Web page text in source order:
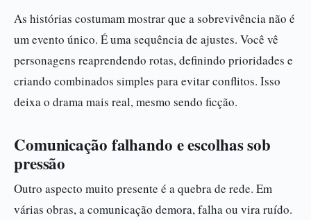
As histórias costumam mostrar que a sobrevivência não é
um evento único. É uma sequência de ajustes. Você vê
personagens reaprendendo rotas, definindo prioridades e
criando combinados simples para evitar conflitos. Isso
deixa o drama mais real, mesmo sendo ficção.
Comunicação falhando e escolhas sob
pressão
Outro aspecto muito presente é a quebra de rede. Em
várias obras, a comunicação demora, falha ou vira ruído.